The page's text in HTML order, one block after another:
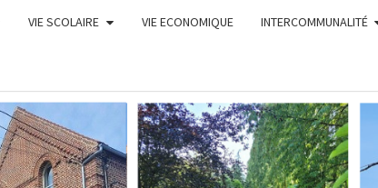
VIE SCOLAIRE VIE ECONOMIQUE INTERCOMMUNALITÉ